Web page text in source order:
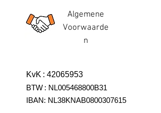
Algemene
Voorwaarde
n
KvK : 42065953
BTW : NL005468800B31
IBAN: NL38KNAB0800307615